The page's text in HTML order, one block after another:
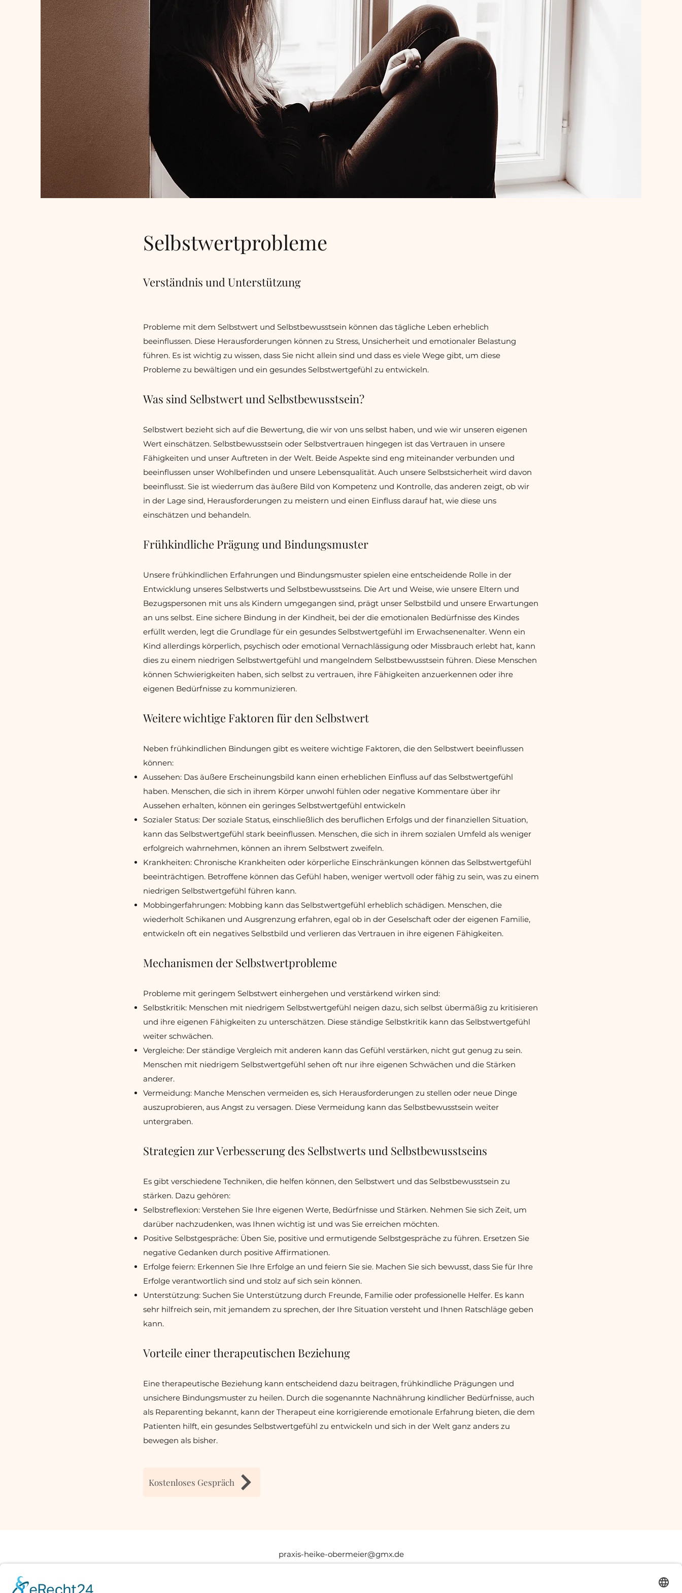
Selbstwertprobleme
Verständnis und Unterstützung
Probleme mit dem Selbstwert und Selbstbewusstsein können das tägliche Leben erheblich
beeinflussen. Diese Herausforderungen können zu Stress, Unsicherheit und emotionaler Belastung
führen. Es ist wichtig zu wissen, dass Sie nicht allein sind und dass es viele Wege gibt, um diese
Probleme zu bewältigen und ein gesundes Selbstwertgefühl zu entwickeln.
Was sind Selbstwert und Selbstbewusstsein?
Selbstwert bezieht sich auf die Bewertung, die wir von uns selbst haben, und wie wir unseren eigenen
Wert einschätzen. Selbstbewusstsein oder Selbstvertrauen hingegen ist das Vertrauen in unsere
Fähigkeiten und unser Auftreten in der Welt. Beide Aspekte sind eng miteinander verbunden und
beeinflussen unser Wohlbefinden und unsere Lebensqualität. Auch unsere Selbstsicherheit wird davon
beeinflusst. Sie ist wiederrum das äußere Bild von Kompetenz und Kontrolle, das anderen zeigt, ob wir
in der Lage sind, Herausforderungen zu meistern und einen Einfluss darauf hat, wie diese uns
einschätzen und behandeln.
Frühkindliche Prägung und Bindungsmuster
Unsere frühkindlichen Erfahrungen und Bindungsmuster spielen eine entscheidende Rolle in der
Entwicklung unseres Selbstwerts und Selbstbewusstseins. Die Art und Weise, wie unsere Eltern und
Bezugspersonen mit uns als Kindern umgegangen sind, prägt unser Selbstbild und unsere Erwartungen
an uns selbst. Eine sichere Bindung in der Kindheit, bei der die emotionalen Bedürfnisse des Kindes
erfüllt werden, legt die Grundlage für ein gesundes Selbstwertgefühl im Erwachsenenalter. Wenn ein
Kind allerdings körperlich, psychisch oder emotional Vernachlässigung oder Missbrauch erlebt hat, kann
dies zu einem niedrigen Selbstwertgefühl und mangelndem Selbstbewusstsein führen. Diese Menschen
können Schwierigkeiten haben, sich selbst zu vertrauen, ihre Fähigkeiten anzuerkennen oder ihre
eigenen Bedürfnisse zu kommunizieren.
Weitere wichtige Faktoren für den Selbstwert
Neben frühkindlichen Bindungen gibt es weitere wichtige Faktoren, die den Selbstwert beeinflussen
können:
Aussehen: Das äußere Erscheinungsbild kann einen erheblichen Einfluss auf das Selbstwertgefühl
haben. Menschen, die sich in ihrem Körper unwohl fühlen oder negative Kommentare über ihr
Aussehen erhalten, können ein geringes Selbstwertgefühl entwickeln
Sozialer Status: Der soziale Status, einschließlich des beruflichen Erfolgs und der finanziellen Situation,
kann das Selbstwertgefühl stark beeinflussen. Menschen, die sich in ihrem sozialen Umfeld als weniger
erfolgreich wahrnehmen, können an ihrem Selbstwert zweifeln.
Krankheiten: Chronische Krankheiten oder körperliche Einschränkungen können das Selbstwertgefühl
beeinträchtigen. Betroffene können das Gefühl haben, weniger wertvoll oder fähig zu sein, was zu einem
niedrigen Selbstwertgefühl führen kann.
Mobbingerfahrungen: Mobbing kann das Selbstwertgefühl erheblich schädigen. Menschen, die
wiederholt Schikanen und Ausgrenzung erfahren, egal ob in der Geselschaft oder der eigenen Familie,
entwickeln oft ein negatives Selbstbild und verlieren das Vertrauen in ihre eigenen Fähigkeiten.
Mechanismen der Selbstwertprobleme
Probleme mit geringem Selbstwert einhergehen und verstärkend wirken sind:
Selbstkritik: Menschen mit niedrigem Selbstwertgefühl neigen dazu, sich selbst übermäßig zu kritisieren
und ihre eigenen Fähigkeiten zu unterschätzen. Diese ständige Selbstkritik kann das Selbstwertgefühl
weiter schwächen.
Vergleiche: Der ständige Vergleich mit anderen kann das Gefühl verstärken, nicht gut genug zu sein.
Menschen mit niedrigem Selbstwertgefühl sehen oft nur ihre eigenen Schwächen und die Stärken
anderer.
Vermeidung: Manche Menschen vermeiden es, sich Herausforderungen zu stellen oder neue Dinge
auszuprobieren, aus Angst zu versagen. Diese Vermeidung kann das Selbstbewusstsein weiter
untergraben.
Strategien zur Verbesserung des Selbstwerts und Selbstbewusstseins
Es gibt verschiedene Techniken, die helfen können, den Selbstwert und das Selbstbewusstsein zu
stärken. Dazu gehören:
Selbstreflexion: Verstehen Sie Ihre eigenen Werte, Bedürfnisse und Stärken. Nehmen Sie sich Zeit, um
darüber nachzudenken, was Ihnen wichtig ist und was Sie erreichen möchten.
Positive Selbstgespräche: Üben Sie, positive und ermutigende Selbstgespräche zu führen. Ersetzen Sie
negative Gedanken durch positive Affirmationen.
Erfolge feiern: Erkennen Sie Ihre Erfolge an und feiern Sie sie. Machen Sie sich bewusst, dass Sie für Ihre
Erfolge verantwortlich sind und stolz auf sich sein können.
Unterstützung: Suchen Sie Unterstützung durch Freunde, Familie oder professionelle Helfer. Es kann
sehr hilfreich sein, mit jemandem zu sprechen, der Ihre Situation versteht und Ihnen Ratschläge geben
kann.
Vorteile einer therapeutischen Beziehung
Eine therapeutische Beziehung kann entscheidend dazu beitragen, frühkindliche Prägungen und
unsichere Bindungsmuster zu heilen. Durch die sogenannte Nachnährung kindlicher Bedürfnisse, auch
als Reparenting bekannt, kann der Therapeut eine korrigierende emotionale Erfahrung bieten, die dem
Patienten hilft, ein gesundes Selbstwertgefühl zu entwickeln und sich in der Welt ganz anders zu
bewegen als bisher. ​
Kostenloses Gespräch
praxis-heike-obermeier@gmx.de